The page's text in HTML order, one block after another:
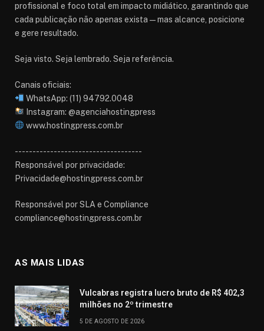
profissional e foco total em impacto midiático, garantindo que
cada publicação não apenas exista — mas alcance, posicione
e gere resultado.
Seja visto. Seja lembrado. Seja referência.
Canais oficiais:
WhatsApp: (11) 94792.0048
Instagram: @agenciahostingpress
www.hostingpress.com.br⁠
------------------------------------
Responsável por privacidade:
Privacidade@hostingpress.com.br
Responsável por SLA e Compliance
compliance@hostingpress.com.br
AS MAIS LIDAS
Vulcabras registra lucro bruto de R$ 402,3
milhões no 2º trimestre
5 DE AGOSTO DE 2026